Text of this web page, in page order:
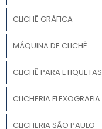
CLICHÊ GRÁFICA
MÁQUINA DE CLICHÊ
CLICHÊ PARA ETIQUETAS
CLICHERIA FLEXOGRAFIA
CLICHERIA SÃO PAULO